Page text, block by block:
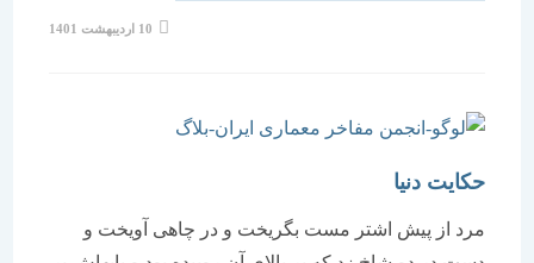
حکایت دنیا
مرد از پیش اشتر مست بگریخت و در چاهی آویخت و